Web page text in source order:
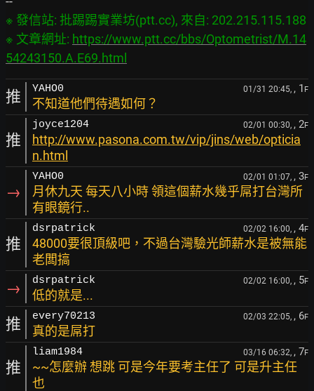
※ 發信站: 批踢踢實業坊(ptt.cc), 來自: 202.215.115.188
※ 文章網址: https://www.ptt.cc/bbs/Optometrist/M.14
54243150.A.E69.html
推 YAHO0 01/31 20:45, , 1 F
不知道他們待遇如何？
推
joyce1204 02/01 00:30, , 2F
http://www.pasona.com.tw/vip/jins/web/opticia
n.html
→
YAHO0 02/01 01:07, , 3F
月休九天 每天八小時 領這個薪水幾乎屌打台灣所
有眼鏡行..
推
dsrpatrick 02/02 16:00, , 4F
48000要很頂級吧，不過台灣驗光師薪水是被無能
老闆搞
→ dsrpatrick 02/02 16:00, , 5F
低的就是...
推 every70213 02/03 22:05, , 6F
真的是屌打
推
liam1984 03/16 06:32, , 7F
~~怎麼辦 想跳 可是今年要考主任了 可是升主任
也